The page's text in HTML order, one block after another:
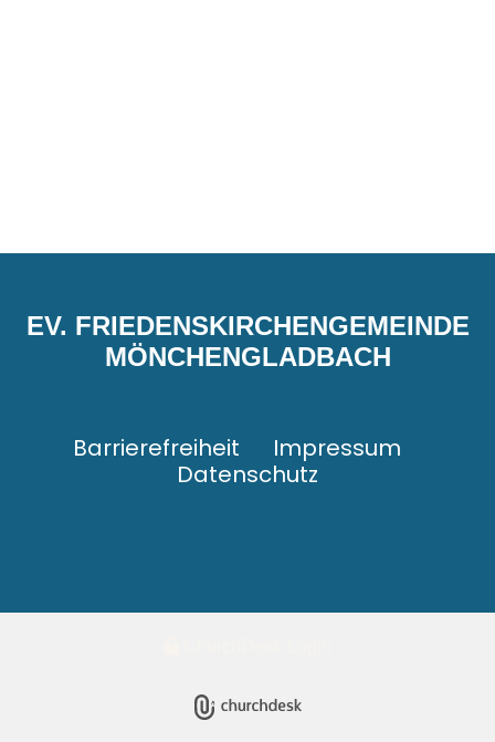
EV. FRIEDENSKIRCHENGEMEINDE
MÖNCHENGLADBACH
Barrierefreiheit
Impressum
Datenschutz